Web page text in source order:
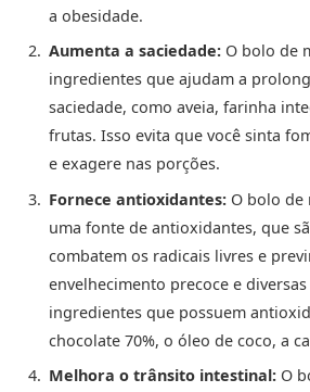
a obesidade.
Aumenta a saciedade: O bolo de
ingredientes que ajudam a
saciedade, como aveia, farinha
frutas. Isso evita que você sinta
e exagere nas porções.
Fornece antioxidantes: O bolo de
uma fonte de antioxidantes, que
combatem os radicais livres e
envelhecimento precoce e
ingredientes que possuem
chocolate 70%, o óleo de coco, a
Melhora o trânsito intestinal: O